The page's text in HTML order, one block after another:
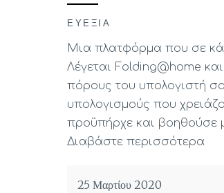
ΕΥΕΞΊΑ
Μια πλατφόρμα που σε
Λέγεται Folding@home
πόρους του υπολογιστή
υπολογισμούς που
προϋπήρχε και βοηθούσε
Διαβάστε περισσότερα
25 Μαρτίου 2020